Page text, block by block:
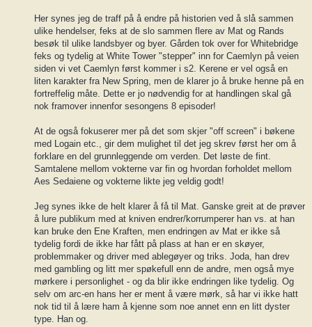
Her synes jeg de traff på å endre på historien ved å slå sammen
ulike hendelser, feks at de slo sammen flere av Mat og Rands
besøk til ulike landsbyer og byer. Gården tok over for Whitebridge
feks og tydelig at White Tower "stepper" inn for Caemlyn på veien
siden vi vet Caemlyn først kommer i s2. Kerene er vel også en
liten karakter fra New Spring, men de klarer jo å bruke henne på en
fortreffelig måte. Dette er jo nødvendig for at handlingen skal gå
nok framover innenfor sesongens 8 episoder!
At de også fokuserer mer på det som skjer "off screen" i bøkene
med Logain etc., gir dem mulighet til det jeg skrev først her om å
forklare en del grunnleggende om verden. Det løste de fint.
Samtalene mellom vokterne var fin og hvordan forholdet mellom
Aes Sedaiene og vokterne likte jeg veldig godt!
Jeg synes ikke de helt klarer å få til Mat. Ganske greit at de prøver
å lure publikum med at kniven endrer/korrumperer han vs. at han
kan bruke den Ene Kraften, men endringen av Mat er ikke så
tydelig fordi de ikke har fått på plass at han er en skøyer,
problemmaker og driver med ablegøyer og triks. Joda, han drev
med gambling og litt mer spøkefull enn de andre, men også mye
mørkere i personlighet - og da blir ikke endringen like tydelig. Og
selv om arc-en hans her er ment å være mørk, så har vi ikke hatt
nok tid til å lære ham å kjenne som noe annet enn en litt dyster
type. Han og.